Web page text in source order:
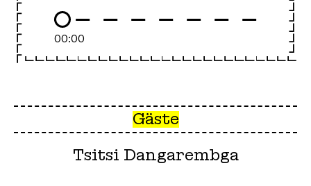
00:00
Gäste
Tsitsi Dangarembga